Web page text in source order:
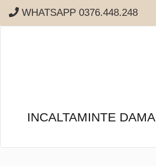
WHATSAPP 0376.448.248
INCALTAMINTE DAMA